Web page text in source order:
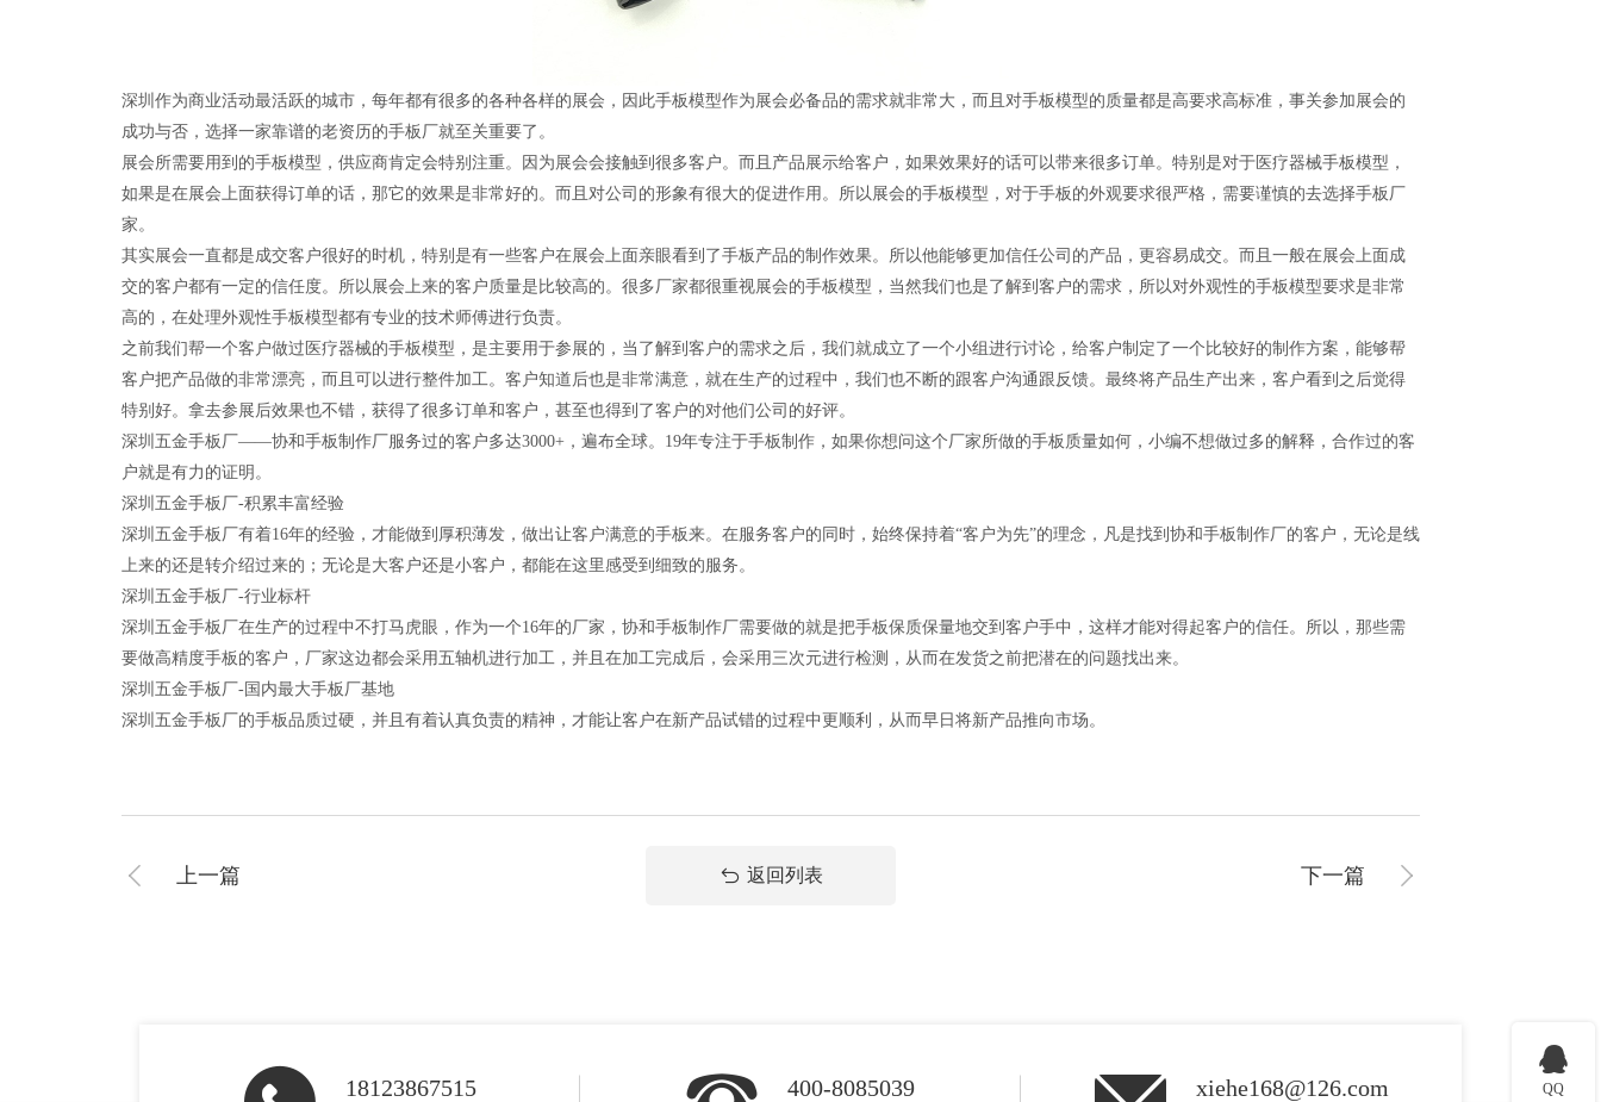
深圳作为商业活动最活跃的城市，每年都有很多的各种各样的展会，因此手板模型作为展会必备品的需求就非常大，而且对手板模型的质量都是高要求高标准，事关参加展会的
成功与否，选择一家靠谱的老资历的手板厂就至关重要了。
展会所需要用到的手板模型，供应商肯定会特别注重。因为展会会接触到很多客户。而且产品展示给客户，如果效果好的话可以带来很多订单。特别是对于医疗器械手板模型，
如果是在展会上面获得订单的话，那它的效果是非常好的。而且对公司的形象有很大的促进作用。所以展会的手板模型，对于手板的外观要求很严格，需要谨慎的去选择手板厂
家。
其实展会一直都是成交客户很好的时机，特别是有一些客户在展会上面亲眼看到了手板产品的制作效果。所以他能够更加信任公司的产品，更容易成交。而且一般在展会上面成
交的客户都有一定的信任度。所以展会上来的客户质量是比较高的。很多厂家都很重视展会的手板模型，当然我们也是了解到客户的需求，所以对外观性的手板模型要求是非常
高的，在处理外观性手板模型都有专业的技术师傅进行负责。
之前我们帮一个客户做过医疗器械的手板模型，是主要用于参展的，当了解到客户的需求之后，我们就成立了一个小组进行讨论，给客户制定了一个比较好的制作方案，能够帮
客户把产品做的非常漂亮，而且可以进行整件加工。客户知道后也是非常满意，就在生产的过程中，我们也不断的跟客户沟通跟反馈。最终将产品生产出来，客户看到之后觉得
特别好。拿去参展后效果也不错，获得了很多订单和客户，甚至也得到了客户的对他们公司的好评。
深圳五金手板厂——协和手板制作厂服务过的客户多达3000+，遍布全球。19年专注于手板制作，如果你想问这个厂家所做的手板质量如何，小编不想做过多的解释，合作过的客
户就是有力的证明。
深圳五金手板厂-积累丰富经验
深圳五金手板厂有着16年的经验，才能做到厚积薄发，做出让客户满意的手板来。在服务客户的同时，始终保持着“客户为先”的理念，凡是找到协和手板制作厂的客户，无论是线
上来的还是转介绍过来的；无论是大客户还是小客户，都能在这里感受到细致的服务。
深圳五金手板厂-行业标杆
深圳五金手板厂在生产的过程中不打马虎眼，作为一个16年的厂家，协和手板制作厂需要做的就是把手板保质保量地交到客户手中，这样才能对得起客户的信任。所以，那些需
要做高精度手板的客户，厂家这边都会采用五轴机进行加工，并且在加工完成后，会采用三次元进行检测，从而在发货之前把潜在的问题找出来。
深圳五金手板厂-国内最大手板厂基地
深圳五金手板厂的手板品质过硬，并且有着认真负责的精神，才能让客户在新产品试错的过程中更顺利，从而早日将新产品推向市场。
上一篇 返回列表 下一篇
18123867515 400-8085039 xiehe168@126.com

QQ